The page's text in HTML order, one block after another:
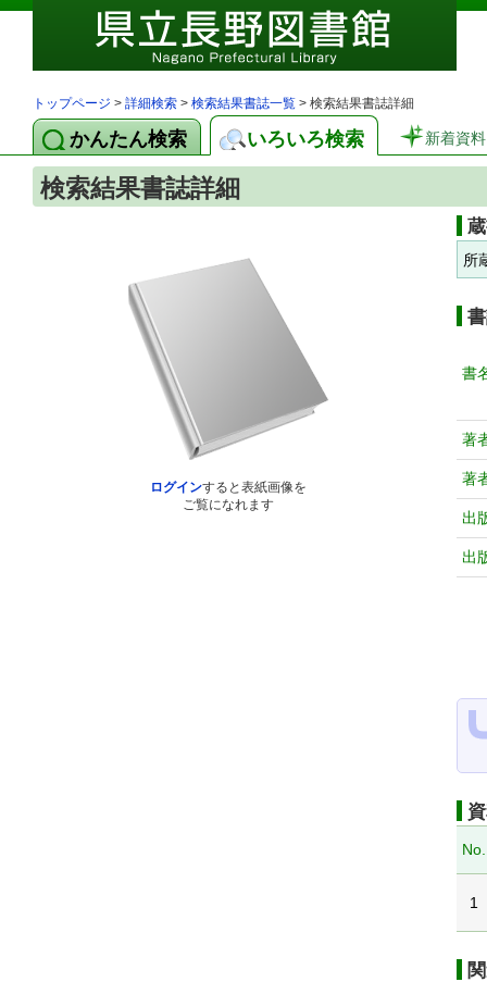
トップページ > 詳細検索 > 検索結果書誌一覧 > 検索結果書誌詳細
かんたん検索 いろいろ検索 新着資料
検索結果書誌詳細
ログインすると表紙画像を
ご覧になれます
所
書
著
著
出
出
No.
1